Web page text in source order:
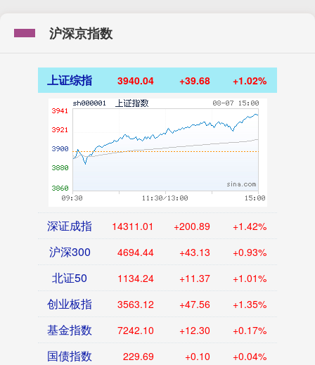
沪深京指数
上证综指 3940.04 +39.68 +1.02%
深证成指 14311.01 +200.89 +1.42%
沪深300 4694.44 +43.13 +0.93%
北证50 1134.24 +11.37 +1.01%
创业板指 3563.12 +47.56 +1.35%
基金指数 7242.10 +12.30 +0.17%
国债指数 229.69 +0.10 +0.04%